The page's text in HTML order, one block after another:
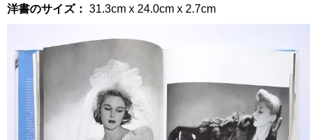
洋書のサイズ： 31.3cm x 24.0cm x 2.7cm